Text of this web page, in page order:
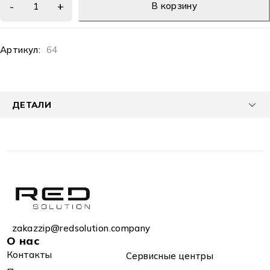
В корзину
Артикул: 64
ДЕТАЛИ
zakazzip@redsolution.company
О нас
Контакты
Сервисные центры